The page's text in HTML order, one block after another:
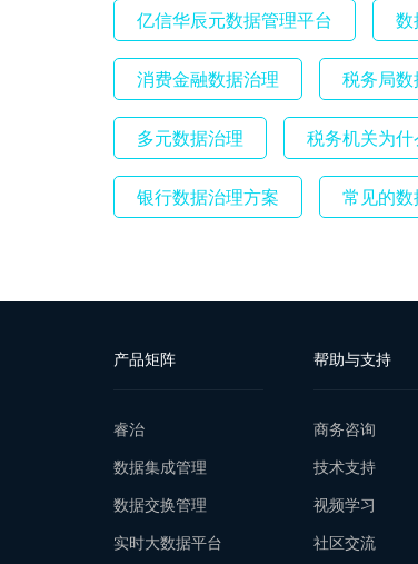
亿信华辰元数据管理平台 数
消费金融数据治理 税务局
多元数据治理 税务机关为
银行数据治理方案 常见的
产品矩阵
睿治
数据集成管理
数据交换管理
实时大数据平台
帮助与支持
商务咨询
技术支持
视频学习
社区交流